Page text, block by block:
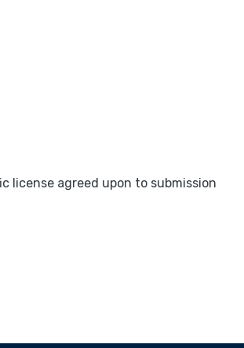
license agreed upon to submission